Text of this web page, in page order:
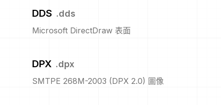
DDS .dds
Microsoft DirectDraw 表面
DPX .dpx
SMTPE 268M-2003 (DPX 2.0) 圖像